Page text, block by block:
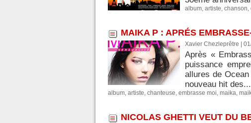
album, artiste, chanson,
MAIKA P : APRÉS
Xavier Chezleprêtre |
Après «
puissance
allures de
nouveau hit des...
album, artiste, chanteuse, embrasse moi, maika,
NICOLAS GHETTI VEUT DU